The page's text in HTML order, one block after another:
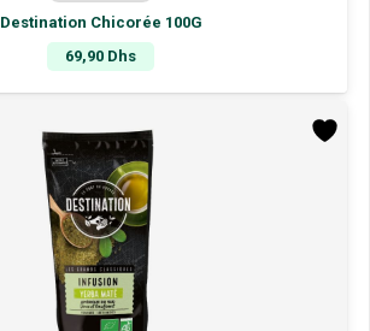
Destination Chicorée 100G
69,90 Dhs